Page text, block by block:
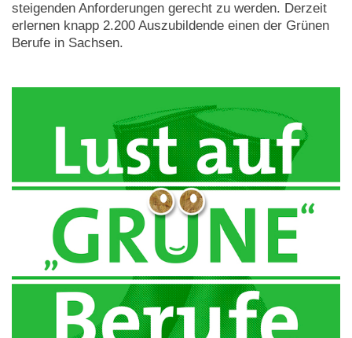
steigenden Anforderungen gerecht zu werden. Derzeit
erlernen knapp 2.200 Auszubildende einen der Grünen
Berufe in Sachsen.